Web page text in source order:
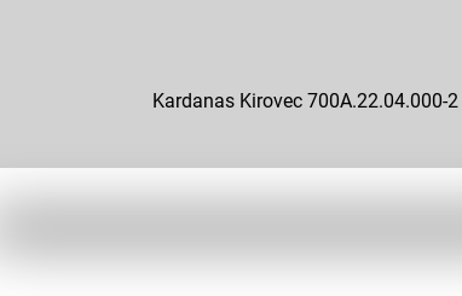
Kardanas Kirovec 700A.22.04.000-2